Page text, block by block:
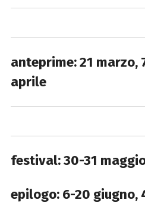
anteprime: 21 marzo,
aprile
festival: 30-31
epilogo: 6-20 giugno,